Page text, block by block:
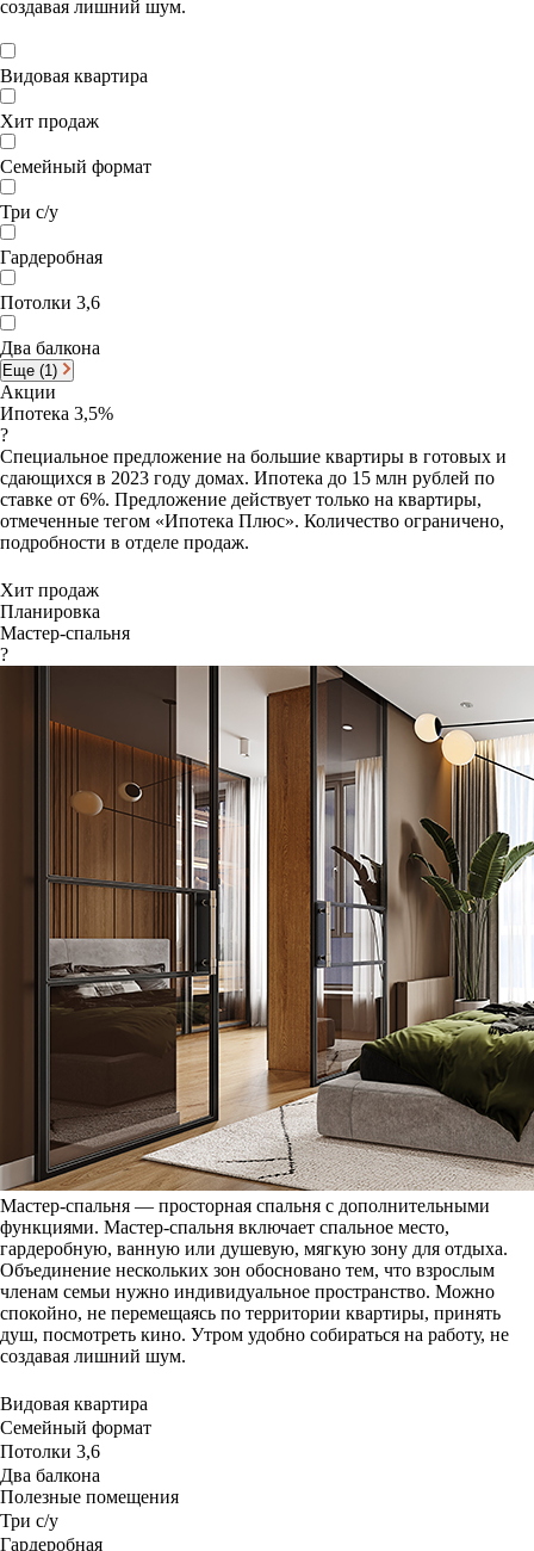
создавая лишний шум.
Видовая квартира
Хит продаж
Семейный формат
Три с/у
Гардеробная
Потолки 3,6
Два балкона
Еще (1)
Акции
Ипотека 3,5%
?
Специальное предложение на большие квартиры в готовых и
сдающихся в 2023 году домах. Ипотека до 15 млн рублей по
ставке от 6%. Предложение действует только на квартиры,
отмеченные тегом «Ипотека Плюс». Количество ограничено,
подробности в отделе продаж.
Хит продаж
Планировка
Мастер-спальня
?
Мастер-спальня — просторная спальня с дополнительными
функциями. Мастер-спальня включает спальное место,
гардеробную, ванную или душевую, мягкую зону для отдыха.
Объединение нескольких зон обосновано тем, что взрослым
членам семьи нужно индивидуальное пространство. Можно
спокойно, не перемещаясь по территории квартиры, принять
душ, посмотреть кино. Утром удобно собираться на работу, не
создавая лишний шум.
Видовая квартира
Семейный формат
Потолки 3,6
Два балкона
Полезные помещения
Три с/у
Гардеробная